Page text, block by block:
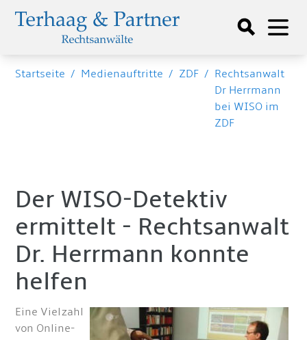
Startseite / Medienauftritte / ZDF / Rechtsanwalt
Dr Herrmann
bei WISO im
ZDF
Der WISO-Detektiv
ermittelt - Rechtsanwalt
Dr. Herrmann konnte
helfen
Eine Vielzahl
von Online-